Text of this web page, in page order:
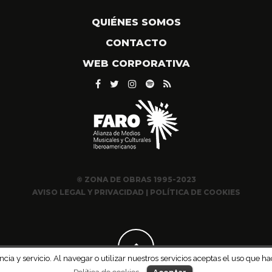
QUIÉNES SOMOS
CONTACTO
WEB CORPORATIVA
© ZONA DE OBRAS 1995-2023
AVISO LEGAL Y PRIVACIDAD | POLÍTICA DE COOKIES
y servicio. Al navegar o utilizar nuestros servicios aceptas el uso que